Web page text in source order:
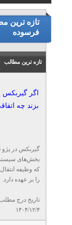
تازه ترین
فرسوده
تازه ترین مطالب
بزند چه
بخش‌های
که وظیفه
را بر عهده دارد.
تاریخ درج
۱۴۰۴/۱۲/۴